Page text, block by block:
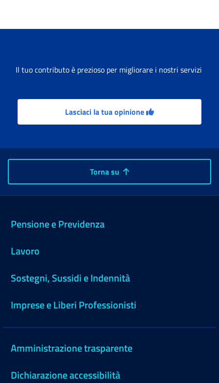
Il tuo contributo è prezioso per migliorare i nostri servizi
Lasciaci la tua opinione
Torna su
Pensione e Previdenza
Lavoro
Sostegni, Sussidi e Indennità
Imprese e Liberi Professionisti
Amministrazione trasparente
Dichiarazione accessibilità